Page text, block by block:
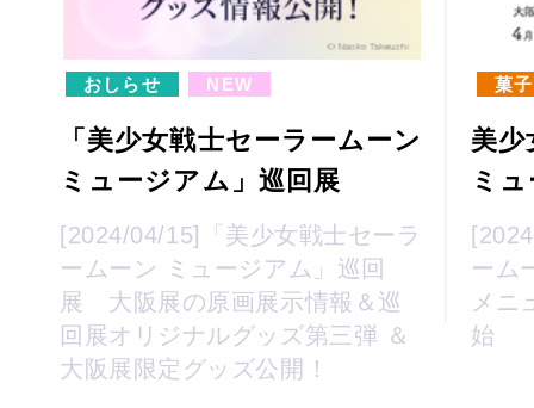
おしらせ NEW
「美少女戦士セーラームーン
ミュージアム」巡回展
[2024/04/15]「美少女戦士セーラ
ームーン ミュージアム」巡回
展 大阪展の原画展示情報＆巡
回展オリジナルグッズ第三弾 ＆
大阪展限定グッズ公開！
菓
美少
ミ
ーム
メニ
始